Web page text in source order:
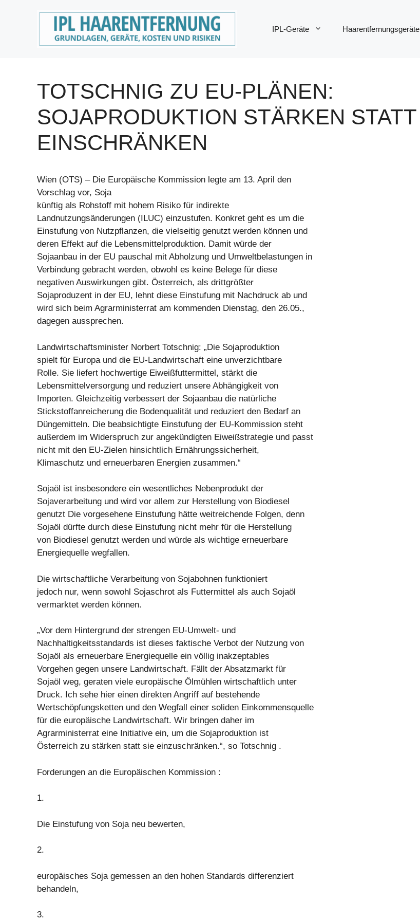
IPL-Geräte Haarentfernungsgeräte
TOTSCHNIG ZU EU-PLÄNEN:
SOJAPRODUKTION STÄRKEN STATT
EINSCHRÄNKEN
Wien (OTS) – Die Europäische Kommission legte am 13. April den
Vorschlag vor, Soja
künftig als Rohstoff mit hohem Risiko für indirekte
Landnutzungsänderungen (ILUC) einzustufen. Konkret geht es um die
Einstufung von Nutzpflanzen, die vielseitig genutzt werden können und
deren Effekt auf die Lebensmittelproduktion. Damit würde der
Sojaanbau in der EU pauschal mit Abholzung und Umweltbelastungen in
Verbindung gebracht werden, obwohl es keine Belege für diese
negativen Auswirkungen gibt. Österreich, als drittgrößter
Sojaproduzent in der EU, lehnt diese Einstufung mit Nachdruck ab und
wird sich beim Agrarministerrat am kommenden Dienstag, den 26.05.,
dagegen aussprechen.
Landwirtschaftsminister Norbert Totschnig: „Die Sojaproduktion
spielt für Europa und die EU-Landwirtschaft eine unverzichtbare
Rolle. Sie liefert hochwertige Eiweißfuttermittel, stärkt die
Lebensmittelversorgung und reduziert unsere Abhängigkeit von
Importen. Gleichzeitig verbessert der Sojaanbau die natürliche
Stickstoffanreicherung die Bodenqualität und reduziert den Bedarf an
Düngemitteln. Die beabsichtigte Einstufung der EU-Kommission steht
außerdem im Widerspruch zur angekündigten Eiweißstrategie und passt
nicht mit den EU-Zielen hinsichtlich Ernährungssicherheit,
Klimaschutz und erneuerbaren Energien zusammen.“
Sojaöl ist insbesondere ein wesentliches Nebenprodukt der
Sojaverarbeitung und wird vor allem zur Herstellung von Biodiesel
genutzt Die vorgesehene Einstufung hätte weitreichende Folgen, denn
Sojaöl dürfte durch diese Einstufung nicht mehr für die Herstellung
von Biodiesel genutzt werden und würde als wichtige erneuerbare
Energiequelle wegfallen.
Die wirtschaftliche Verarbeitung von Sojabohnen funktioniert
jedoch nur, wenn sowohl Sojaschrot als Futtermittel als auch Sojaöl
vermarktet werden können.
„Vor dem Hintergrund der strengen EU-Umwelt- und
Nachhaltigkeitsstandards ist dieses faktische Verbot der Nutzung von
Sojaöl als erneuerbare Energiequelle ein völlig inakzeptables
Vorgehen gegen unsere Landwirtschaft. Fällt der Absatzmarkt für
Sojaöl weg, geraten viele europäische Ölmühlen wirtschaftlich unter
Druck. Ich sehe hier einen direkten Angriff auf bestehende
Wertschöpfungsketten und den Wegfall einer soliden Einkommensquelle
für die europäische Landwirtschaft. Wir bringen daher im
Agrarministerrat eine Initiative ein, um die Sojaproduktion ist
Österreich zu stärken statt sie einzuschränken.“, so Totschnig .
Forderungen an die Europäischen Kommission :
1.
Die Einstufung von Soja neu bewerten,
2.
europäisches Soja gemessen an den hohen Standards differenziert
behandeln,
3.